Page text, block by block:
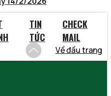
TIN
TỨC
CHECK
MAIL
Về đầu trang